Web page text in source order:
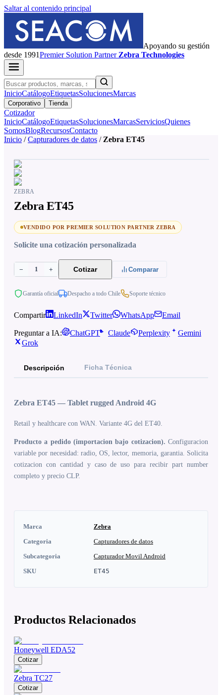
Saltar al contenido principal
Apoyando su gestión
desde 1991PremierSolution Partner Zebra Technologies
InicioCatálogoEtiquetasSolucionesMarcas
Corporativo Tienda
Cotizador
InicioCatálogoEtiquetasSolucionesMarcasServiciosQuienes
SomosBlogRecursosContacto
Inicio / Capturadores de datos / Zebra ET45
ZEBRA
Zebra ET45
VENDIDO POR PREMIER SOLUTION PARTNER ZEBRA
Solicite una cotización personalizada
− 1 + Cotizar Comparar
Garantía oficial Despacho a todo Chile Soporte técnico
Compartir LinkedIn Twitter WhatsApp Email
Preguntar a IA: ChatGPT Claude Perplexity
Gemini
Grok
Descripción Ficha Técnica
Zebra ET45 — Tablet rugged Android 4G
Retail y healthcare con WAN. Variante 4G del ET40.
Producto a pedido (importacion bajo cotizacion). Configuracion
variable por necesidad: radio, OS, lector, memoria, garantia. Solicita
cotizacion con cantidad y caso de uso para recibir part number
completo y precio CLP.
Marca
Zebra
Categoria
Capturadores de datos
Subcategoria
Capturador Movil Android
SKU
ET45
Productos Relacionados
Honeywell EDA52
Cotizar
Zebra TC27
Cotizar